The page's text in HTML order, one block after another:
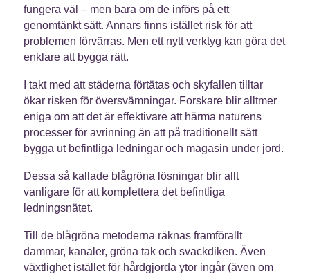
fungera väl – men bara om de införs på ett
genomtänkt sätt. Annars finns istället risk för att
problemen förvärras. Men ett nytt verktyg kan göra det
enklare att bygga rätt.
I takt med att städerna förtätas och skyfallen tilltar
ökar risken för översvämningar. Forskare blir alltmer
eniga om att det är effektivare att härma naturens
processer för avrinning än att på traditionellt sätt
bygga ut befintliga ledningar och magasin under jord.
Dessa så kallade blågröna lösningar blir allt
vanligare för att komplettera det befintliga
ledningsnätet.
Till de blågröna metoderna räknas framförallt
dammar, kanaler, gröna tak och svackdiken. Även
växtlighet istället för hårdgjorda ytor ingår (även om